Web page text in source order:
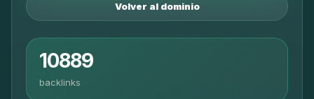
Volver al dominio
10889
backlinks